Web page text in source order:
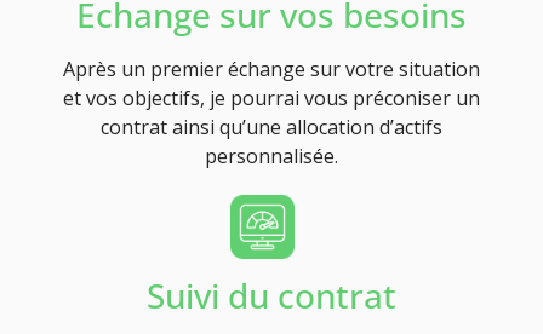
Echange sur vos besoins
Après un premier échange sur votre situation
et vos objectifs, je pourrai vous préconiser un
contrat ainsi qu’une allocation d’actifs
personnalisée.
Suivi du contrat